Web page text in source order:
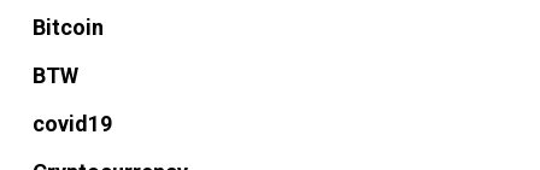
Bitcoin
BTW
covid19